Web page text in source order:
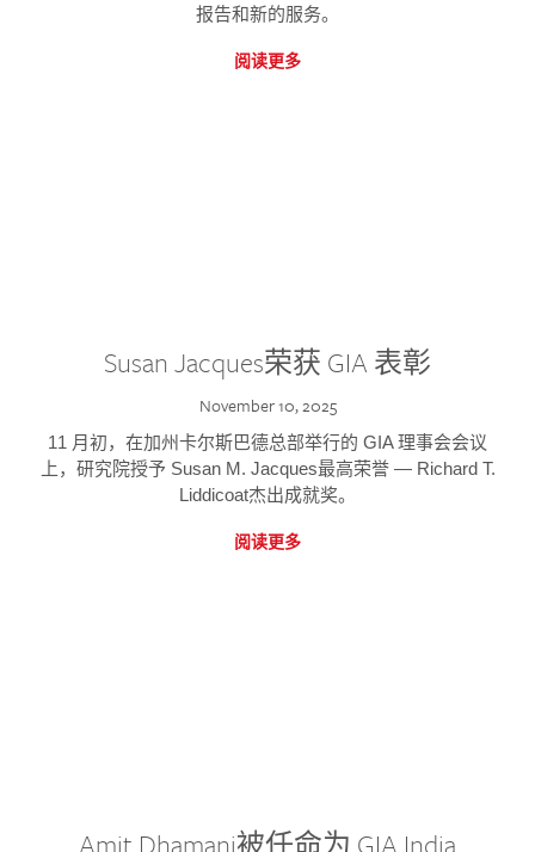
报告和新的服务。
阅读更多
Susan Jacques荣获 GIA 表彰
November 10, 2025
11 月初，在加州卡尔斯巴德总部举行的 GIA 理事会会议
上，研究院授予 Susan M. Jacques最高荣誉 — Richard T.
Liddicoat杰出成就奖。
阅读更多
Amit Dhamani被任命为 GIA India